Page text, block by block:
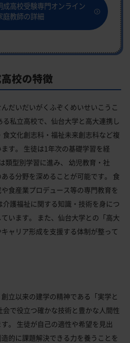
高校受験専門オンライン
庭教師の詳細
校の特徴
だいだいがくふぞくめいせいこうこ
る私立高校で、仙台大学と高大連携し
食文化創志科・福祉未来創志科など複
す。 生徒は1年次の基礎学習を経
類型別学習に進み、 幼児教育・社
る分野を深めることが可能です。 食
食産業プロデュース等の専門教育を
護福祉に関する知識・技術を身につ
います。 また、仙台大学との「高大
ャリア形成を支援する体制が整って
立以来の建学の精神である「実学と
で役立つ確かな技術と豊かな人間性
。 生徒が自己の適性や希望を見出
的に課題解決できる力を養うことを